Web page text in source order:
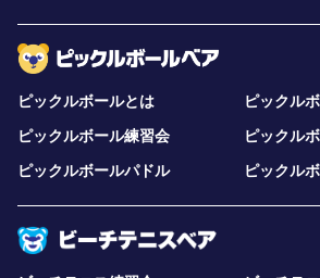
ピックルボールとは
ピックル
ピックルボール練習会
ピックル
ピックルボールパドル
ピックル